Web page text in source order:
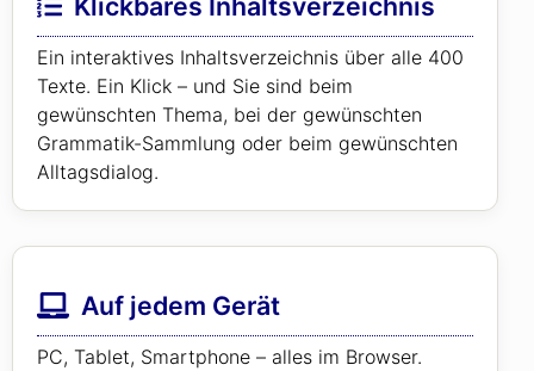
Ein interaktives Inhaltsverzeichnis über alle 400
Texte. Ein Klick – und Sie sind beim
gewünschten Thema, bei der gewünschten
Grammatik-Sammlung oder beim gewünschten
Alltagsdialog.
Auf jedem Gerät
PC, Tablet, Smartphone – alles im Browser.